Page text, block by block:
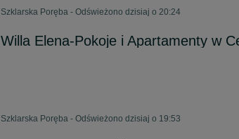
Szklarska Poręba - Odświeżono dzisiaj o 20:24
Willa Elena-Pokoje i Apartamenty w
Szklarska Poręba - Odświeżono dzisiaj o 19:53